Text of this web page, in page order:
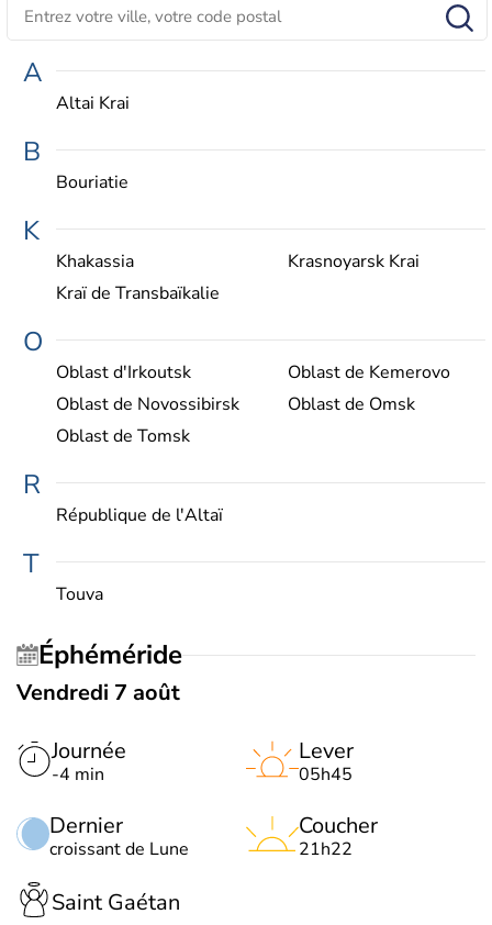
A
Altai Krai
B
Bouriatie
K
Khakassia
Krasnoyarsk Krai
Kraï de Transbaïkalie
O
Oblast d'Irkoutsk
Oblast de Kemerovo
Oblast de Novossibirsk
Oblast de Omsk
Oblast de Tomsk
R
République de l'Altaï
T
Touva
Éphéméride
Vendredi 7 août
Journée
-4 min
Dernier
croissant de Lune
Lever
05h45
Coucher
21h22
Saint Gaétan